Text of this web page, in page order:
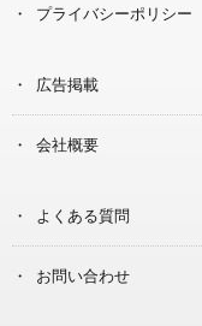
プライバシーポリシー
広告掲載
会社概要
よくある質問
お問い合わせ